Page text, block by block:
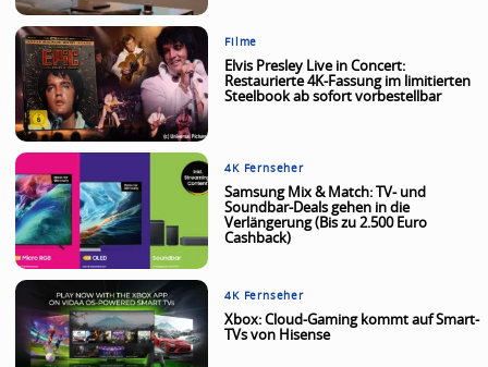
Filme
Elvis Presley Live in Concert:
Restaurierte 4K-Fassung im limitierten
Steelbook ab sofort vorbestellbar
4K Fernseher
Samsung Mix & Match: TV- und
Soundbar-Deals gehen in die
Verlängerung (Bis zu 2.500 Euro
Cashback)
4K Fernseher
Xbox: Cloud-Gaming kommt auf Smart-
TVs von Hisense